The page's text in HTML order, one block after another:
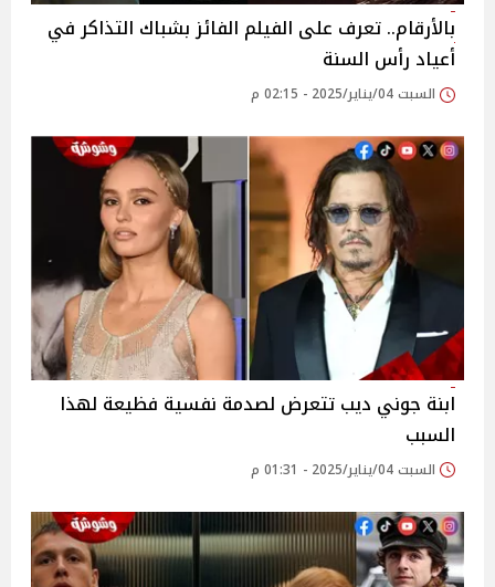
بالأرقام.. تعرف على الفيلم الفائز بشباك التذاكر في
أعياد رأس السنة
السبت 04/يناير/2025 - 02:15 م
ابنة جوني ديب تتعرض لصدمة نفسية فظيعة لهذا
السبب
السبت 04/يناير/2025 - 01:31 م